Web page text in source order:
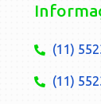
(11)
(11)